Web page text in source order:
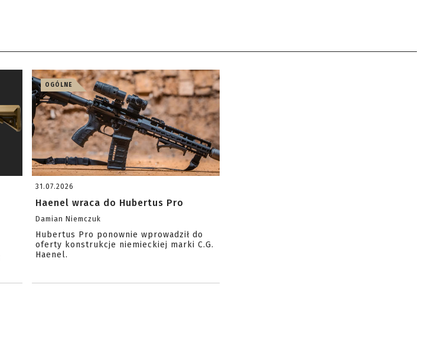
OGÓLNE
31.07.2026
Haenel wraca do Hubertus Pro
Damian Niemczuk
Hubertus Pro ponownie wprowadził do
oferty konstrukcje niemieckiej marki C.G.
Haenel.